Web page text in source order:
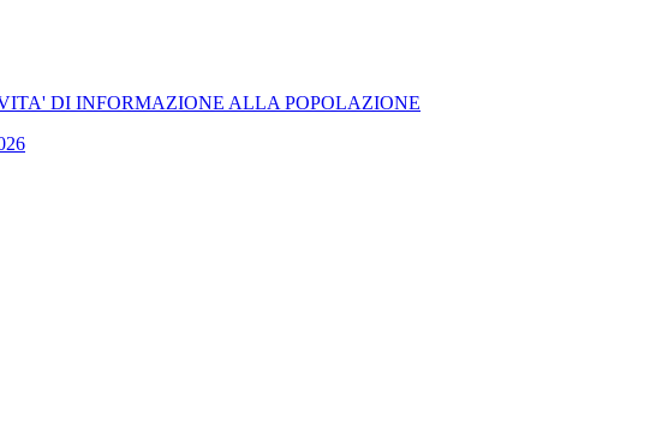
DI INFORMAZIONE ALLA POPOLAZIONE